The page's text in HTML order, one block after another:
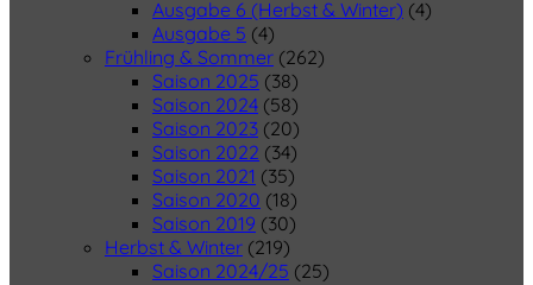
Ausgabe 6 (Herbst & Winter) (4)
Ausgabe 5 (4)
Frühling & Sommer (262)
Saison 2025 (38)
Saison 2024 (58)
Saison 2023 (20)
Saison 2022 (34)
Saison 2021 (35)
Saison 2020 (18)
Saison 2019 (30)
Herbst & Winter (219)
Saison 2024/25 (25)